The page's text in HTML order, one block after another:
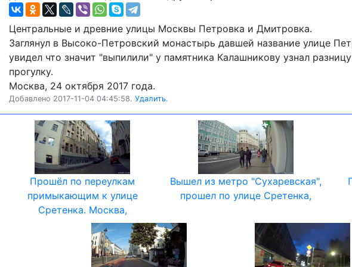
Центральные и древние улицы Москвы Петровка и Дмитровка.
Заглянул в Высоко-Петровский монастырь давшей название улице
увидел что значит "выпилили" у памятника Калашникову узнал
прогулку.
Москва, 24 октября 2017 года.
Добавлено 2017-11-04 04:45:58. Удалить.
Прошёл по переулкам
примыкающим к улице
Сретенка. Москва,
Вышел из метро "Сухаревская",
прошел по улице Сретенка,